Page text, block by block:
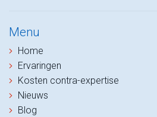
Menu
Home
Ervaringen
Kosten contra-expertise
Nieuws
Blog